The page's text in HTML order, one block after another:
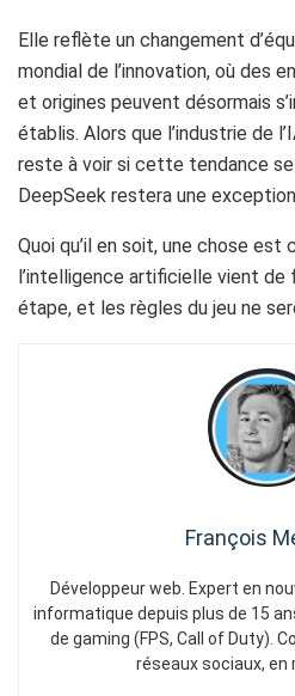
Elle reflète un changement
mondial de l’innovation, où des
et origines peuvent désormais
établis. Alors que l’industrie de
reste à voir si cette tendance
DeepSeek restera une
Quoi qu’il en soit, une chose est
l’intelligence artificielle vient de
étape, et les règles du jeu ne
François
Développeur web. Expert en
informatique depuis plus de 15
de gaming (FPS, Call of Duty).
réseaux sociaux, en